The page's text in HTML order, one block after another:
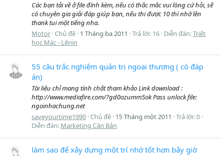
Các bạn tải về ở file đính kèm, nếu có thắc mắc vui lòng cứ hỏi, sẽ
có chuyên gia giải đáp giúp bạn, nếu thi được 10 thì nhớ lên
thank tui một tiếng nha.
Motor Chủ đề 1 Tháng ba 2011 Trả lời: 16 Diễn đàn:Triết
học Mác - Lênin
55 câu trắc nghiệm quản trị ngoại thương ( có đáp
án)
Tài liệu chỉ mang tính chất tham khảo Link download :
http://www.mediafire.com/?gd0ozumm5ok Pass unlock file:
ngoinhachung.net
saveyourtime1990 Chủ đề 15 Tháng một 2011
Trả lời: 0
Diễn đàn: Marketing Căn Bản
làm sao để xây dựng một trí nhớ tốt hơn bây giờ